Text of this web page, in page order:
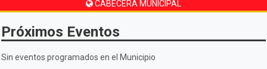
CABECERA MUNICIPAL
Próximos Eventos
Sin eventos programados en el Municipio